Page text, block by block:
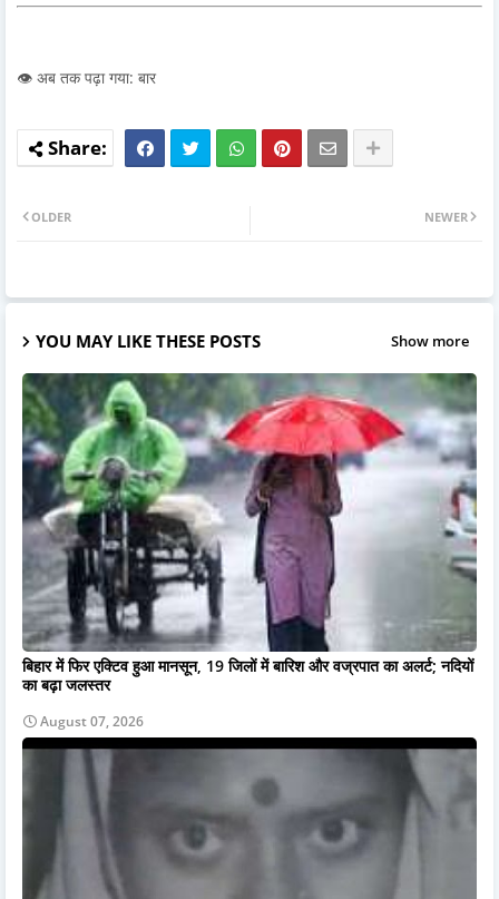
👁️ अब तक पढ़ा गया: बार
NEWER
OLDER
YOU MAY LIKE THESE POSTS Show more
बिहार में फिर एक्टिव हुआ मानसून, 19 जिलों में बारिश और वज्रपात का अलर्ट; नदियों
का बढ़ा जलस्तर
August 07, 2026